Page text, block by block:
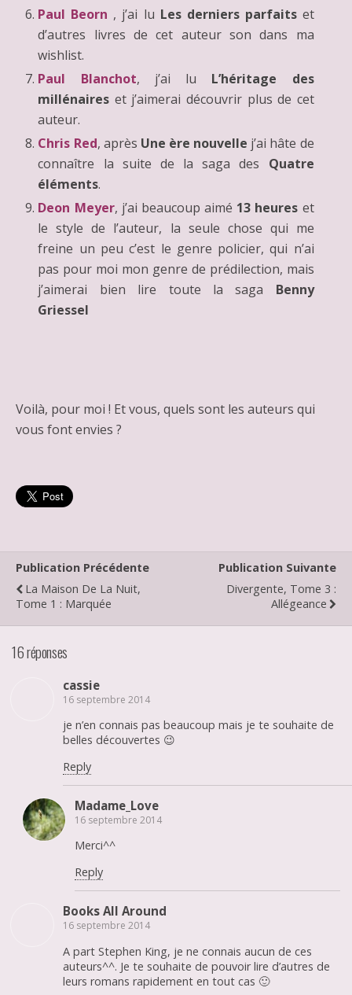
Paul Beorn , j’ai lu Les derniers parfaitset
d’autres livres de cet auteur son dans ma
wishlist.
Paul Blanchot, j’ai lu L’héritage des
millénaires et j’aimerai découvrir plus de cet
auteur.
Chris Red, après Une ère nouvelle j’ai hâte de
connaître la suite de la saga des Quatre
éléments.
Deon Meyer, j’ai beaucoup aimé 13 heures et
le style de l’auteur, la seule chose qui me
freine un peu c’est le genre policier, qui n’ai
pas pour moi mon genre de prédilection, mais
j’aimerai bien lire toute la saga Benny
Griessel
Voilà, pour moi ! Et vous, quels sont les auteurs qui
vous font envies ?
Publication Précédente
La Maison De La Nuit,
Tome 1 : Marquée
Publication Suivante
Divergente, Tome 3 :
Allégeance
16 réponses
cassie
16 septembre 2014
je n’en connais pas beaucoup mais je te souhaite de
belles découvertes 😉
Reply
Madame_Love
16 septembre 2014
Merci^^
Reply
Books All Around
16 septembre 2014
A part Stephen King, je ne connais aucun de ces
auteurs^^. Je te souhaite de pouvoir lire d’autres de
leurs romans rapidement en tout cas 🙂